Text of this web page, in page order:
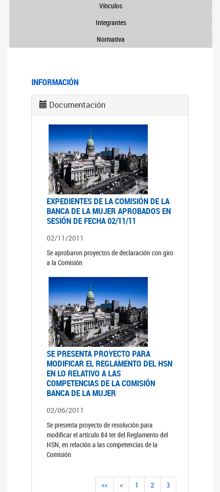
Vínculos
Integrantes
Normativa
INFORMACIÓN
Documentación
EXPEDIENTES DE LA COMISIÓN DE LA
BANCA DE LA MUJER APROBADOS EN
SESIÓN DE FECHA 02/11/11
02/11/2011
Se aprobaron proyectos de declaración con giro
a la Comisión
SE PRESENTA PROYECTO PARA
MODIFICAR EL REGLAMENTO DEL HSN
EN LO RELATIVO A LAS
COMPETENCIAS DE LA COMISIÓN
BANCA DE LA MUJER
02/06/2011
Se presenta proyecto de resolución para
modificar el artículo 84 ter del Reglamento del
HSN, en relación a las competencias de la
Comisión
<< < 1 2
3